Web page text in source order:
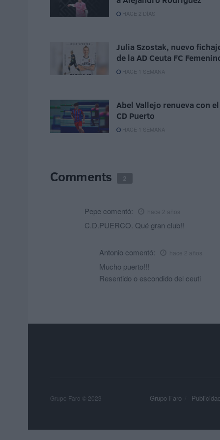
HACE 2 DÍAS
Julia Szostak, nuevo
de la AD Ceuta FC
HACE 1 SEMANA
Abel Vallejo renueva con el
CD Puerto
HACE 1 SEMANA
Comments 2
Pepe comentó: hace 2 años
C.D.PUERCO. Qué gran club!!
Antonio comentó: hace 2 años
Mucho puerto!!!
Resentido o escondido del ceuti
Grupo Faro Publicidad
Grupo Faro © 2023